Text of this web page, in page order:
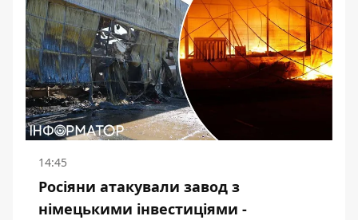
14:45
Росіяни атакували завод з
німецькими інвестиціями -